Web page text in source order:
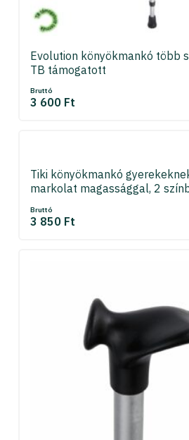
Evolution könyökmankó több
TB támogatott
Bruttó
3 600 Ft
Tiki könyökmankó
markolat magassággal, 2
Bruttó
3 850 Ft